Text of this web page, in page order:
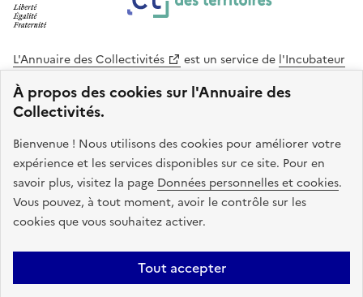
À propos des cookies sur l'Annuaire des
Collectivités.
Bienvenue ! Nous utilisons des cookies pour améliorer votre
expérience et les services disponibles sur ce site. Pour en
savoir plus, visitez la page Données personnelles et cookies.
Vous pouvez, à tout moment, avoir le contrôle sur les
cookies que vous souhaitez activer.
Tout accepter
L'Annuaire des Collectivités est un service de l'Incubateur
des Territoires
Cohésion des Territoires
. Le code source de ce site web
est disponible en licence libre. Le design de ce site est conçu
avec le système de design de l’État.
legifrance.gouv.fr
info.gouv.fr
service-public.gouv.fr
data.gouv.fr
Plan du site Accessibilite : non conforme
Mentions légales
Politique de confidentialité
Gestion des cookies FAQ Kit de